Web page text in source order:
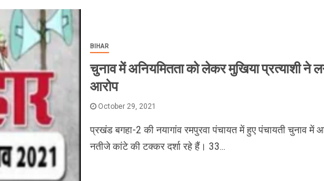
BIHAR
चुनाव में अनियमितता को लेकर मुखिया प्रत्याशी ने
आरोप
October 29, 2021
प्रखंड बगहा-2 की नयागांव रमपुरवा पंचायत में हुए पंचायती चुनाव में
नतीजे कांटे की टक्कर दर्शा रहे हैं। 33...